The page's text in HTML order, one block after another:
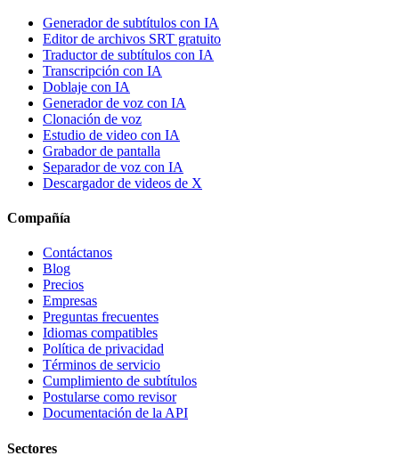
Generador de subtítulos con IA
Editor de archivos SRT gratuito
Traductor de subtítulos con IA
Transcripción con IA
Doblaje con IA
Generador de voz con IA
Clonación de voz
Estudio de video con IA
Grabador de pantalla
Separador de voz con IA
Descargador de videos de X
Compañía
Contáctanos
Blog
Precios
Empresas
Preguntas frecuentes
Idiomas compatibles
Política de privacidad
Términos de servicio
Cumplimiento de subtítulos
Postularse como revisor
Documentación de la API
Sectores